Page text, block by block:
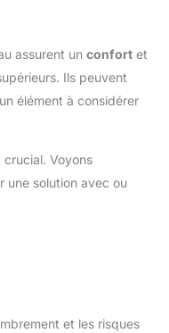
assurent un confort et
Ils peuvent
élément à considérer
Voyons
une solution avec ou
et les risques